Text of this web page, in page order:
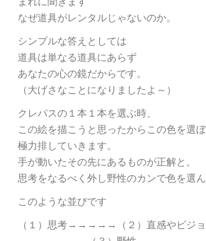
なぜ道具がレンタルじゃないのか。
シンプルな答えとしては
道具は単なる道具にあらず
あなたの心の鏡だからです。
（大げさなことになりましたよ～）
クレパスの１本１本を選ぶ時、
この絵を描こうと思ったからこの色を選
極力排していきます。
手が動いたその先にあるものが正解と。
思考をなるべく外し野性のカンで色を選ん
このような並びです
（１）思考→→→→→（２）直感やビジ